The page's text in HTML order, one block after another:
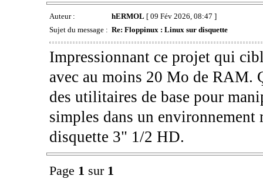
Auteur : hERMOL [ 09 Fév 2026, 08:47 ]
Sujet du message : Re: Floppinux : Linux sur disquette
Impressionnant ce projet qui
avec au moins 20 Mo de RAM.
des utilitaires de base pour
simples dans un
disquette 3" 1/2 HD.
Page 1 sur 1